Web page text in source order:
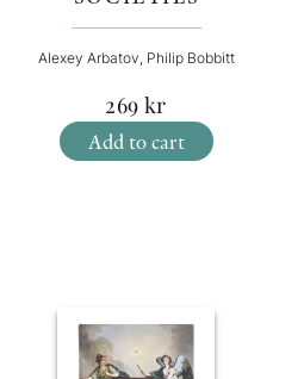
Alexey Arbatov, Philip Bobbitt
269 kr
Add to cart